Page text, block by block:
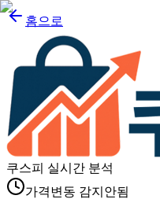
홈으로
쿠스피 실시간 분석
가격변동 감지안됨